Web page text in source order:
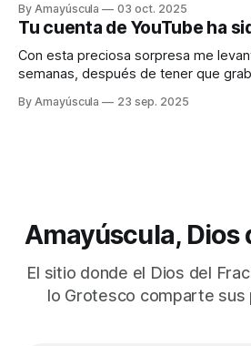
con la idea de superar el millón de
paupérrimo. En Instagram lo
By Amayúscula 03 oct. 2025
Tu cuenta de YouTube ha
Con esta preciosa sorpresa me
semanas, después de tener que
principal había sido eliminado de
By Amayúscula 23 sep. 2025
Amayúscula, Dios
El sitio donde el Dios del
lo Grotesco comparte sus